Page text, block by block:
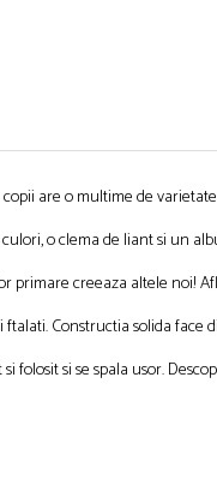
are o multime de
o clema de liant si un
primare creeaza altele noi!
Constructia solida face
folosit si se spala usor.